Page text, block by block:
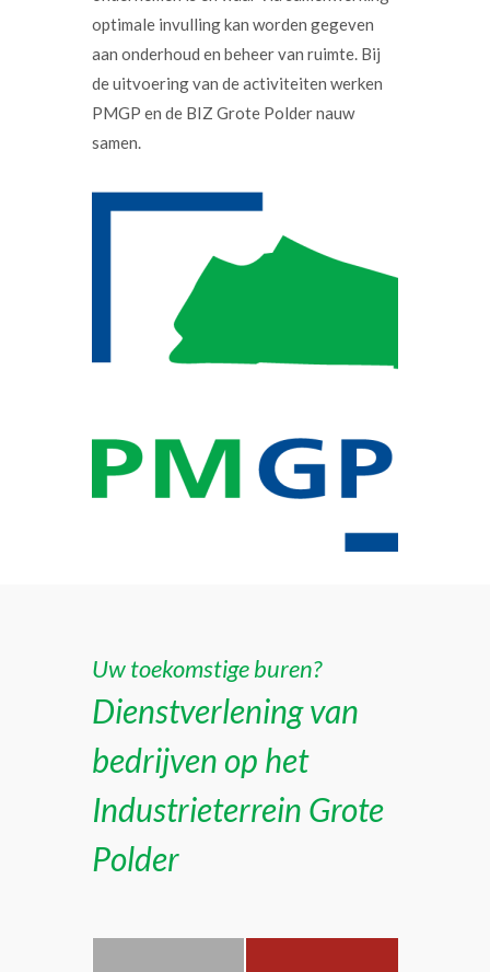
optimale invulling kan worden gegeven
aan onderhoud en beheer van ruimte. Bij
de uitvoering van de activiteiten werken
PMGP en de BIZ Grote Polder nauw
samen.
Uw toekomstige buren?
Dienstverlening van
bedrijven op het
Industrieterrein Grote
Polder